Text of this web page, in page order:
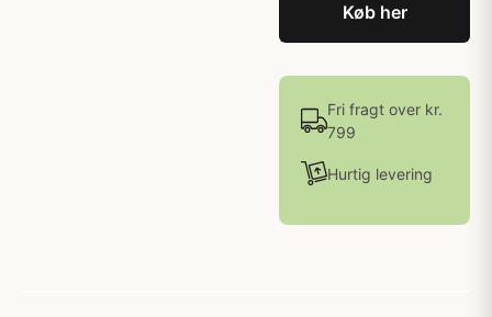
Køb her
Fri fragt over kr.
799
Hurtig levering